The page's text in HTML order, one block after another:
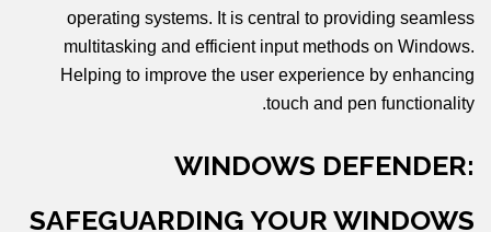
operating systems. It is central to providing seamless
multitasking and efficient input methods on Windows.
Helping to improve the user experience by enhancing
touch and pen functionality.
WINDOWS DEFENDER:
SAFEGUARDING YOUR WINDOWS